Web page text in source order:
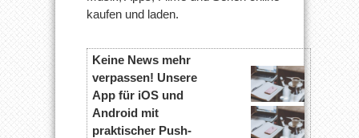
kaufen und laden.
Keine News mehr
verpassen! Unsere
App für iOS und
Android mit
praktischer Push-